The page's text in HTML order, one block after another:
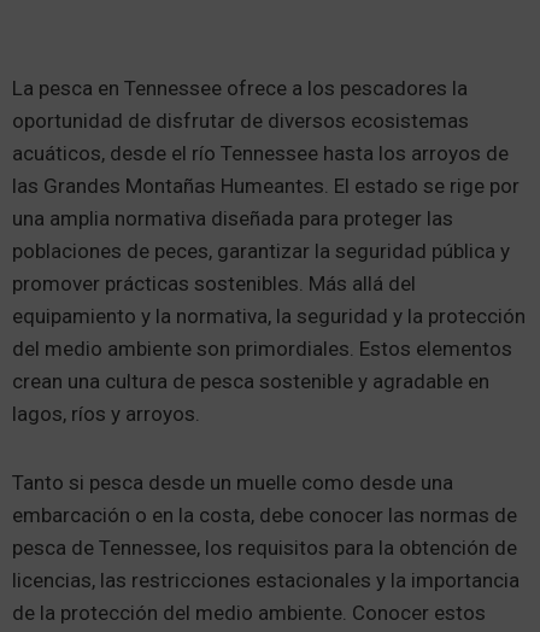
La pesca en Tennessee ofrece a los pescadores la
oportunidad de disfrutar de diversos ecosistemas
acuáticos, desde el río Tennessee hasta los arroyos de
las Grandes Montañas Humeantes. El estado se rige por
una amplia normativa diseñada para proteger las
poblaciones de peces, garantizar la seguridad pública y
promover prácticas sostenibles. Más allá del
equipamiento y la normativa, la seguridad y la protección
del medio ambiente son primordiales. Estos elementos
crean una cultura de pesca sostenible y agradable en
lagos, ríos y arroyos.
Tanto si pesca desde un muelle como desde una
embarcación o en la costa, debe conocer las normas de
pesca de Tennessee, los requisitos para la obtención de
licencias, las restricciones estacionales y la importancia
de la protección del medio ambiente. Conocer estos